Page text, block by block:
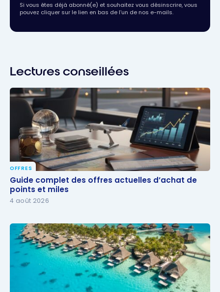
Si vous êtes déjà abonné(e) et souhaitez vous désinscrire, vous
pouvez cliquer sur le lien en bas de l’un de nos e-mails.
Lectures conseillées
Guide complet des offres actuelles d’achat de
points et miles
OFFRES
Guide complet des offres actuelles d’achat de
points et miles
4 août 2026